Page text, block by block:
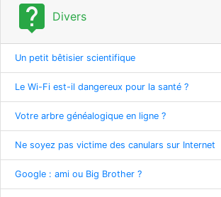
live_help Divers
Un petit bêtisier scientifique
Le Wi-Fi est-il dangereux pour la santé ?
Votre arbre généalogique en ligne ?
Ne soyez pas victime des canulars sur Internet
Google : ami ou Big Brother ?